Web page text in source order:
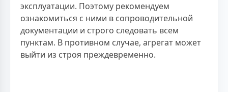
эксплуатации. Поэтому рекомендуем
ознакомиться с ними в сопроводительной
документации и строго следовать всем
пунктам. В противном случае, агрегат может
выйти из строя преждевременно.